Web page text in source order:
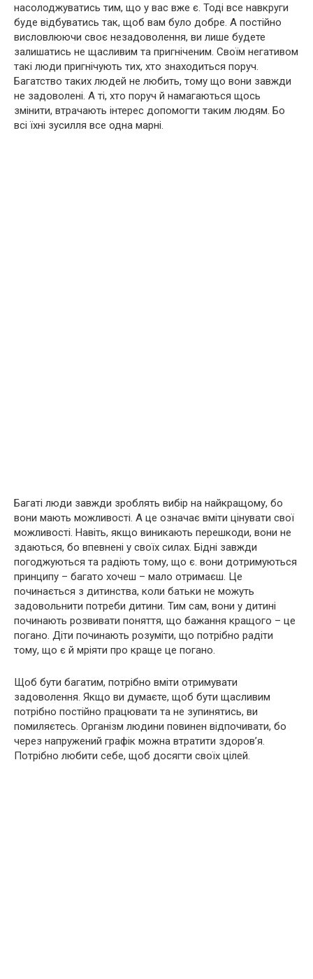
насолоджуватись тим, що у вас вже є. Тоді все навкруги
буде відбуватись так, щоб вам було добре. А постійно
висловлюючи своє незадоволення, ви лише будете
залишатись не щасливим та пригніченим. Своїм негативом
такі люди пригнічують тих, хто знаходиться поруч.
Багатство таких людей не любить, тому що вони завжди
не задоволені. А ті, хто поруч й намагаються щось
змінити, втрачають інтерес допомогти таким людям. Бо
всі їхні зусилля все одна марні.
Багаті люди завжди зроблять вибір на найкращому, бо
вони мають можливості. А це означає вміти цінувати свої
можливості. Навіть, якщо виникають перешкоди, вони не
здаються, бо впевнені у своїх силах. Бідні завжди
погоджуються та радіють тому, що є. вони дотримуються
принципу – багато хочеш – мало отримаєш. Це
починається з дитинства, коли батьки не можуть
задовольнити потреби дитини. Тим сам, вони у дитині
починають розвивати поняття, що бажання кращого – це
погано. Діти починають розуміти, що потрібно радіти
тому, що є й мріяти про краще це погано.
Щоб бути багатим, потрібно вміти отримувати
задоволення. Якщо ви думаєте, щоб бути щасливим
потрібно постійно працювати та не зупинятись, ви
помиляєтесь. Організм людини повинен відпочивати, бо
через напружений графік можна втратити здоров’я.
Потрібно любити себе, щоб досягти своїх цілей.